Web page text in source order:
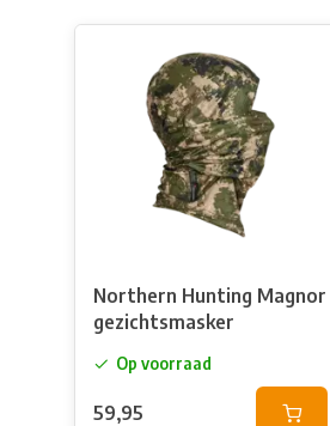
Northern Hunting Magnor
gezichtsmasker
Op voorraad
59,95